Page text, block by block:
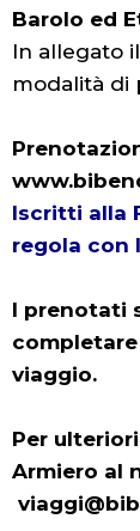
Barolo ed
In allegato
modalità di
Iscritti alla
regola con
I prenotati
viaggio.
Per
Armiero al